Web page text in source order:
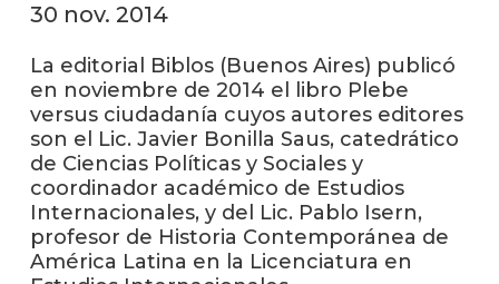
en
30 nov. 2014
La editorial Biblos (Buenos Aires) publicó
en noviembre de 2014 el libro Plebe
versus ciudadanía cuyos autores editores
son el Lic. Javier Bonilla Saus, catedrático
de Ciencias Políticas y Sociales y
coordinador académico de Estudios
Internacionales, y del Lic. Pablo Isern,
profesor de Historia Contemporánea de
América Latina en la Licenciatura en